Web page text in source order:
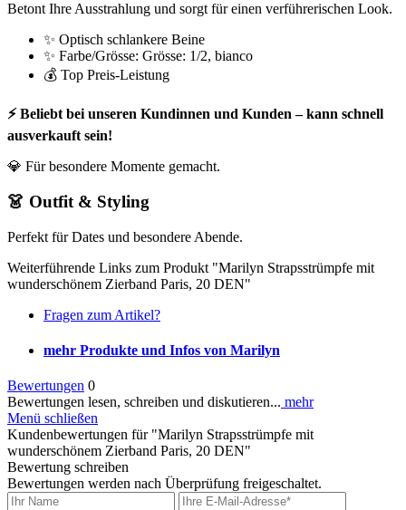
Betont Ihre Ausstrahlung und sorgt für einen verführerischen Look.
✨ Optisch schlankere Beine
✨ Farbe/Grösse: Grösse: 1/2, bianco
💰 Top Preis-Leistung
⚡ Beliebt bei unseren Kundinnen und Kunden – kann schnell
ausverkauft sein!
💎 Für besondere Momente gemacht.
👗 Outfit & Styling
Perfekt für Dates und besondere Abende.
Weiterführende Links zum Produkt "Marilyn Strapsstrümpfe mit
wunderschönem Zierband Paris, 20 DEN"
Fragen zum Artikel?
mehr Produkte und Infos von Marilyn
Bewertungen 0
Bewertungen lesen, schreiben und diskutieren... mehr
Menü schließen
Kundenbewertungen für "Marilyn Strapsstrümpfe mit
wunderschönem Zierband Paris, 20 DEN"
Bewertung schreiben
Bewertungen werden nach Überprüfung freigeschaltet.